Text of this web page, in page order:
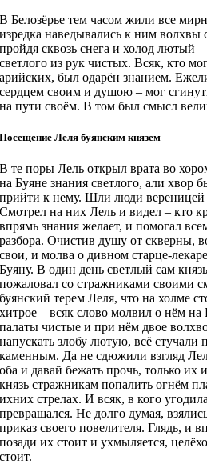
В Белозёрье тем часом жили все
изредка наведывались к ним волхвы
пройдя сквозь снега и холод лютый
светлого из рук чистых. Всяк, кто
арийских, был одарён знанием.
сердцем своим и душою – мог
на пути своём. В том был смысл
Посещение Леля буянским князем
В те поры Лель открыл врата во
на Буяне знания светлого, али
прийти к нему. Шли люди вереницей
Смотрел на них Лель и видел – кто
впрямь знания желает, и помогал
разбора. Очистив душу от скверны,
свои, и молва о дивном старце-
Буяну. В один день светлый сам
пожаловал со стражниками своими
буянский терем Леля, что на холме
хитрое – всяк слово молвил о нём на
палаты чистые и при нём двое
напускать злобу лютую, всё
каменным. Да не сдюжили взгляд
оба и давай бежать прочь, только их
князь стражникам попалить огнём
ихних стрелах. И всяк, в кого
превращался. Не долго думая,
приказ своего повелителя. Глядь, и
позади их стоит и ухмыляется,
стоит.